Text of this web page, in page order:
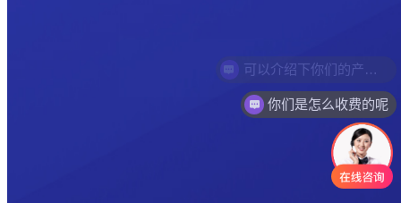
你们是怎么收费的呢